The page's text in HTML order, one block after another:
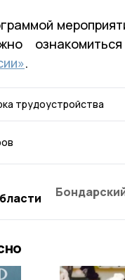
.
трудоустройства